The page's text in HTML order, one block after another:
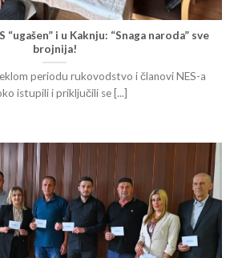
“ugašen” i u Kaknju: “Snaga naroda” sve
brojnija!
periodu rukovodstvo i članovi NES-a
istupili i priključili se [...]